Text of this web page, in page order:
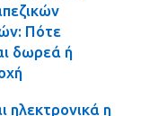
Πότε
δωρεά ή
ηλεκτρονικά η